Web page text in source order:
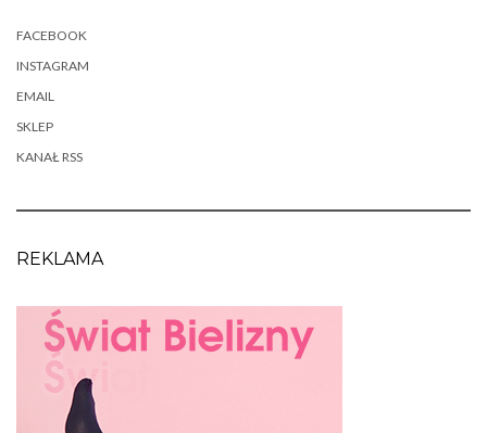
FACEBOOK
INSTAGRAM
EMAIL
SKLEP
KANAŁ RSS
REKLAMA